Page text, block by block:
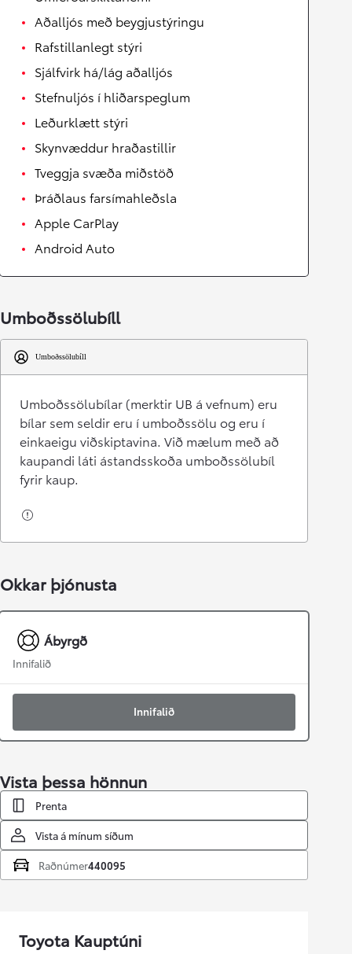
Aðalljós með beygjustýringu
Rafstillanlegt stýri
Sjálfvirk há/lág aðalljós
Stefnuljós í hliðarspeglum
Leðurklætt stýri
Skynvæddur hraðastillir
Tveggja svæða miðstöð
Þráðlaus farsímahleðsla
Apple CarPlay
Android Auto
Umboðssölubíll
Umboðssölubíll
Umboðssölubílar (merktir UB á vefnum) eru
bílar sem seldir eru í umboðssölu og eru í
einkaeigu viðskiptavina. Við mælum með að
kaupandi láti ástandsskoða umboðssölubíl
fyrir kaup.
Okkar þjónusta
Ábyrgð
Innifalið
Innifalið
Vista þessa hönnun
Prenta
Vista á mínum síðum
Raðnúmer440095
Toyota Kauptúni